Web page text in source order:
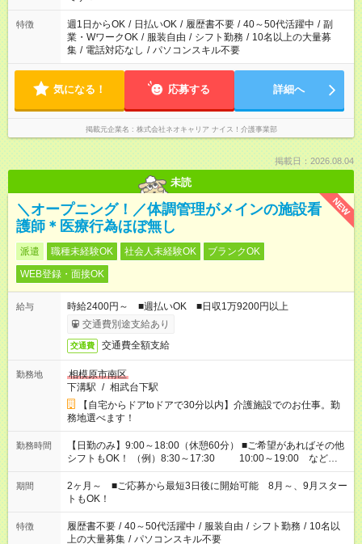
仕事に慣れてからの夜勤になります。 ★家庭の都合でお休みが
必要な場合も遠慮なくご相談ください。
特徴 週1日からOK / 日払いOK / 履歴書不要 / 40～50代活躍中 / 副
業・WワークOK / 服装自由 / シフト勤務 / 10名以上の大量募
集 / 電話対応なし / パソコンスキル不要
気になる！ 応募する 詳細へ
掲載元企業名 株式会社ネオキャリア ナイス！介護事業部
掲載日：2026.08.04
未読
NEW
＼オープニング！／体調管理がメインの施設看
護師＊医療行為ほぼ無し
派遣 職種未経験OK 社会人未経験OK
ブランクOK
WEB登録・面接OK
給与
時給2400円～ ■週払いOK ■日収1万9200円以上
交通費別途支給あり
交通費 交通費全額支給
勤務地
相模原市南区
下溝駅 / 相武台下駅
【自宅からドアtoドアで30分以内】介護施設でのお仕事。勤
務地選べます！
勤務時間
【日勤のみ】9:00～18:00（休憩60分） ■ご希望があればその他
シフトもOK！ （例）8:30～17:30 10:00～19:00 など
「家族とお休みを合わせたい」 「できれば残業はしたくない」
など、あなたのご希望に沿ったお仕事をご紹介します！ ※Wワ
ーク希望の方へ 今ご覧のお仕事で希望する勤務時間と、もう1つ
のお仕事の勤務時間。 合計で週40時間を超える場合は応募でき
ません
期間
2ヶ月～ ■ご応募から最短3日後に開始可能 8月～、9月スター
トもOK！
特徴 履歴書不要 / 40～50代活躍中 / 服装自由 / シフト勤務 / 10名以
上の大量募集 / パソコンスキル不要